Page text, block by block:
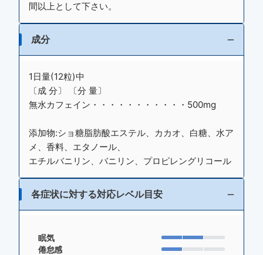
間以上として下さい。
成分
1日量(12粒)中
〔成 分〕 〔分 量〕
無水カフェイン・・・・・・・・・・・500mg
添加物:ショ糖脂肪酸エステル、カカオ、白糖、水ア
メ、香料、エタノール、
エチルバニリン、バニリン、プロピレングリコール
各症状に対する対応レベル目安
眠気
倦怠感